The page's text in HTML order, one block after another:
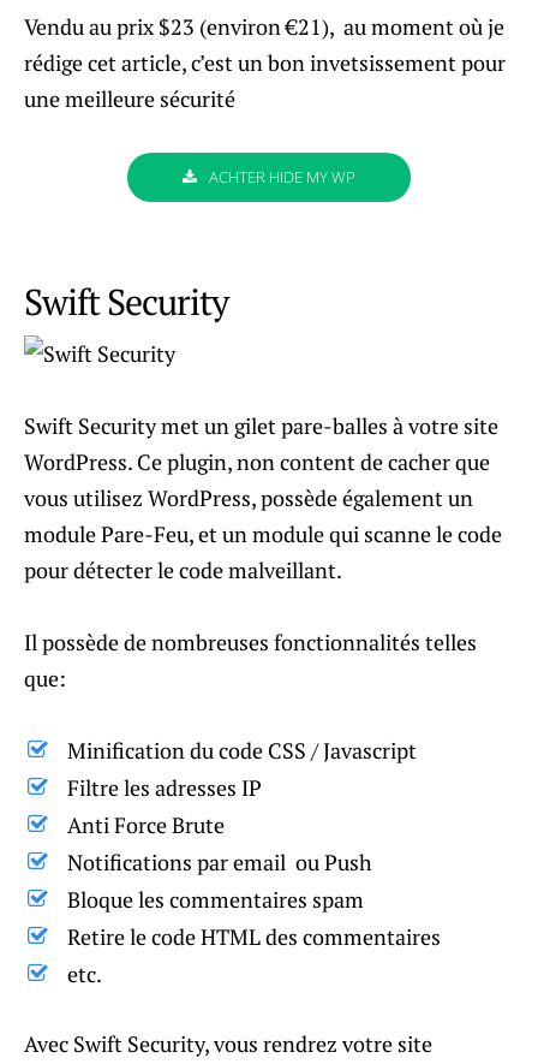
Vendu au prix $23 (environ €21), au moment où je
rédige cet article, c’est un bon invetsissement pour
une meilleure sécurité
ACHTER HIDE MY WP
Swift Security
Swift Security met un gilet pare-balles à votre site
WordPress. Ce plugin, non content de cacher que
vous utilisez WordPress, possède également un
module Pare-Feu, et un module qui scanne le code
pour détecter le code malveillant.
Il possède de nombreuses fonctionnalités telles
que:
Minification du code CSS / Javascript
Filtre les adresses IP
Anti Force Brute
Notifications par email ou Push
Bloque les commentaires spam
Retire le code HTML des commentaires
etc.
Avec Swift Security, vous rendrez votre site